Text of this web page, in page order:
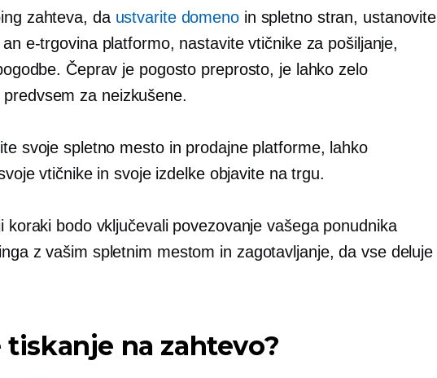
zahteva, da ustvarite domenoin spletno stran, ustanovite
e-trgovinaplatformo, nastavite vtičnike za pošiljanje,
Čeprav je pogosto preprosto, je lahko zelo
predvsem za neizkušene.
svoje spletno mesto in prodajne platforme, lahko
vtičnike in svoje izdelke objavite na trgu.
koraki bodo vključevali povezovanje vašega ponudnika
z vašim spletnim mestom in zagotavljanje, da vse deluje
tiskanje na zahtevo?